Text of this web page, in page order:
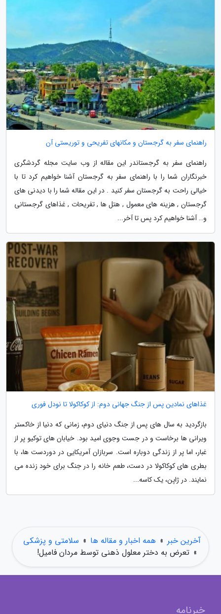
راهنمای سفر به گرجستان و مکانهای تفریحی و توریستی آن
راهنمای سفر به گرجستاندر این مقاله از وب سایت مجله گردشگری
خبرنگاران شما را با راهنمای سفر به گرجستان آشنا خواهیم کرد تا با
خیالی راحت به گرجستان سفر کنید . در این مقاله شما را با دیدنی های
گرجستان , هزینه های معمول , هتل ها , تفریحات , غذاهای گرجستانی
و… آشنا خواهیم کرد پس تا آخر...
غذاهای نمادین پس از جنگ جهانی دوم: از کوکاکولا تا نودل فوری
بازگردید به سال های پس از جنگ دنیای دوم، زمانی که دنیا از خاکستر
ویرانی ها برخاست و در جست وجوی امید بود. خیابان های توکیو پر از
غبار، اما پر از زندگی دوباره است. سربازان آمریکایی در دوردست ها، با
بطری های کوکاکولا در دست، طعم خانه را در جنگ برای خود زنده می
نمایند. در ژاپن، یک کاسه...
آخرین خبر » همه اخبار و مقاله ها » سلامتی و پزشکی
» تعرض به دختر معلول ذهنی توسط مردان فامیل!
خبرنامه